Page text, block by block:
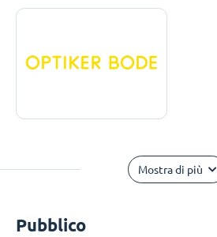
Mostra di più
Pubblico